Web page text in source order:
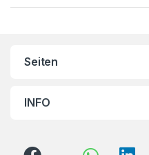
Seiten
INFO